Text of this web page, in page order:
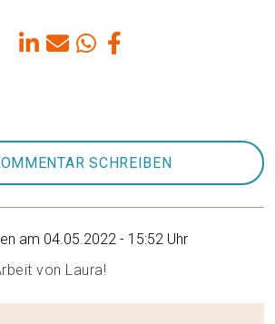
SCHREIBEN
am 04.05.2022 - 15:52 Uhr
von Laura!